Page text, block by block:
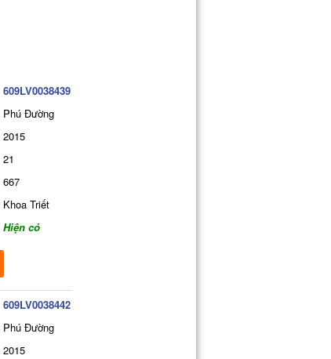
609LV0038439
Phú Đường
2015
21
667
Khoa Triết
Hiện có
609LV0038442
Phú Đường
2015